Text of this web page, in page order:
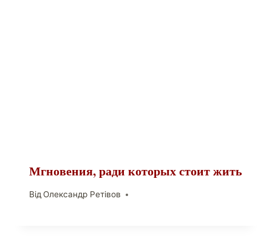
Мгновения, ради которых стоит жить
Від Олександр Ретівов